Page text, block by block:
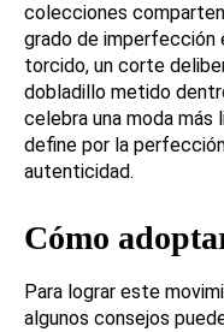
colecciones
grado de imperfección
torcido, un corte
dobladillo metido
celebra una moda más
define por la
autenticidad.
Cómo
Para lograr este
algunos consejos